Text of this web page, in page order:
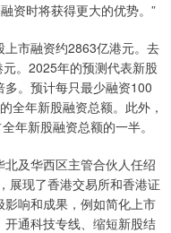
资时将获得更大的优势。”
市融资约2863亿港元。去
。2025年的预测代表新股
。预计每只最少融资100
全年新股融资总额。此外，
年新股融资总额的一半。
及华西区主管合伙人任绍
展现了香港交易所和香港证
响和成果，例如简化上市
通科技专线、缩短新股结